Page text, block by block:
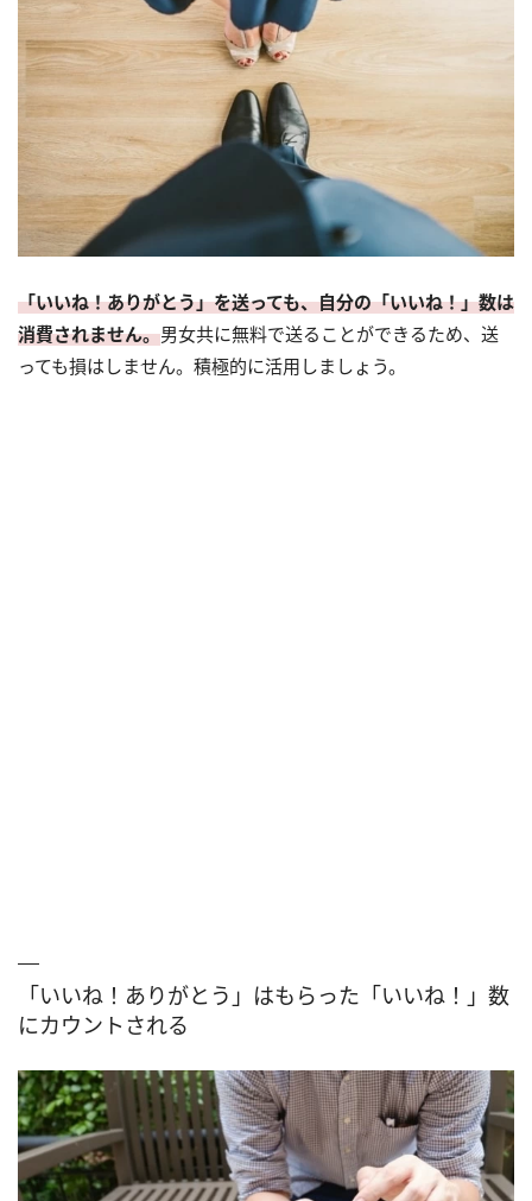
「いいね！ありがとう」を送っても、自分の「いいね！」数は
消費されません。男女共に無料で送ることができるため、送
っても損はしません。積極的に活用しましょう。
「いいね！ありがとう」はもらった「いいね！」数
にカウントされる